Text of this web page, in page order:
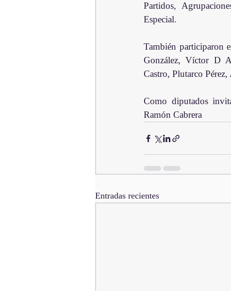
Partidos,
Especial.
También participaron
González, Víctor D
Castro, Plutarco
Como diputados
Ramón Cabrera
Entradas recientes